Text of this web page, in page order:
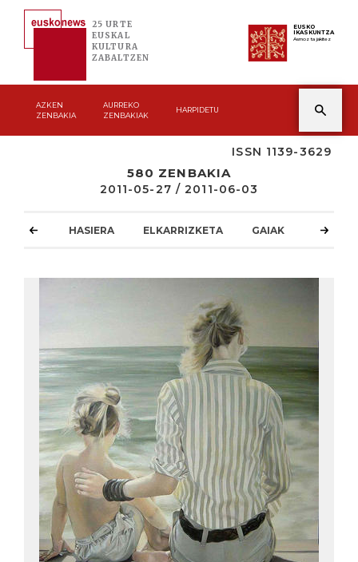
25 URTE
EUSKAL
KULTURA
ZABALTZEN
EUSKO
IKASKUNTZA
Asmoz ta jakitez
AZKEN
ZENBAKIA
AURREKO
ZENBAKIAK
HARPIDETU
ISSN 1139-3629
580 ZENBAKIA
2011-05-27 / 2011-06-03
HASIERA ELKARRIZKETA GAIAK